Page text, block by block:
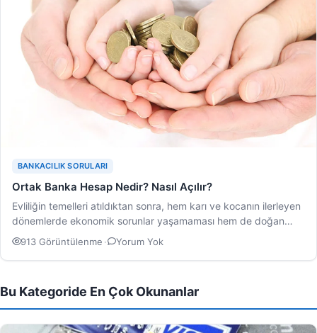
BANKACILIK SORULARI
Ortak Banka Hesap Nedir? Nasıl Açılır?
Evliliğin temelleri atıldıktan sonra, hem karı ve kocanın ilerleyen
dönemlerde ekonomik sorunlar yaşamaması hem de doğan…
913 Görüntülenme · Yorum Yok
Bu Kategoride En Çok Okunanlar